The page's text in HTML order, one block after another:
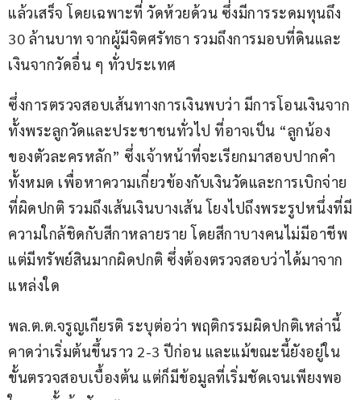
แล้วเสร็จ โดยเฉพาะที่ วัดห้วยด้วน ซึ่งมีการระดมทุนถึง
30 ล้านบาท จากผู้มีจิตศรัทธา รวมถึงการมอบที่ดินและ
เงินจากวัดอื่น ๆ ทั่วประเทศ
ซึ่งการตรวจสอบเส้นทางการเงินพบว่า มีการโอนเงินจาก
ทั้งพระลูกวัดและประชาชนทั่วไป ที่อาจเป็น “ลูกน้อง
ของตัวละครหลัก” ซึ่งเจ้าหน้าที่จะเรียกมาสอบปากคำ
ทั้งหมด เพื่อหาความเกี่ยวข้องกับเงินวัดและการเบิกจ่าย
ที่ผิดปกติ รวมถึงเส้นเงินบางเส้น โยงไปถึงพระรูปหนึ่งที่มี
ความใกล้ชิดกับสีกาหลายราย โดยสีกาบางคนไม่มีอาชีพ
แต่มีทรัพย์สินมากผิดปกติ ซึ่งต้องตรวจสอบว่าได้มาจาก
แหล่งใด
พล.ต.ต.จรูญเกียรติ ระบุต่อว่า พฤติกรรมผิดปกติเหล่านี้
คาดว่าเริ่มต้นขึ้นราว 2-3 ปีก่อน และแม้ขณะนี้ยังอยู่ใน
ขั้นตรวจสอบเบื้องต้น แต่ก็มีข้อมูลที่เริ่มชัดเจนเพียงพอ